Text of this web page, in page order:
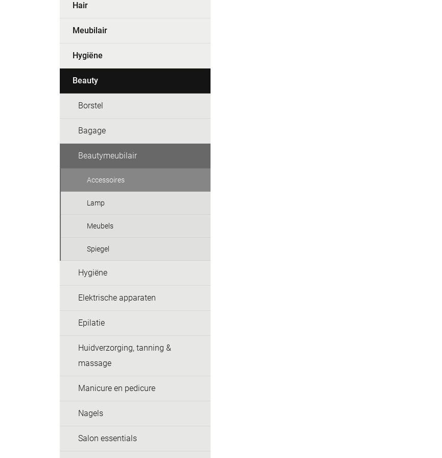
Hair
Meubilair
Hygiëne
Beauty
Borstel
Bagage
Beautymeubilair
Accessoires
Lamp
Meubels
Spiegel
Hygiëne
Elektrische apparaten
Epilatie
Huidverzorging, tanning &
massage
Manicure en pedicure
Nagels
Salon essentials